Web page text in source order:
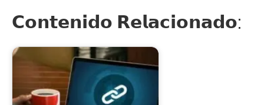
𝗖𝗼𝗻𝘁𝗲𝗻𝗶𝗱𝗼 𝗥𝗲𝗹𝗮𝗰𝗶𝗼𝗻𝗮𝗱𝗼: